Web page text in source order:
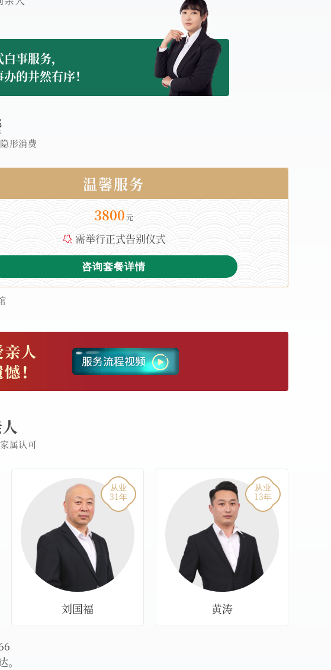
事服务，
的井然有序！
形消费
温馨服务
3800
需举行正式告别仪式
咨询套餐详情
属认可
从业
31年
刘国福
从业
13年
黄涛